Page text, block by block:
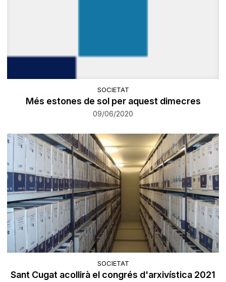
SOCIETAT
Més estones de sol per aquest dimecres
09/06/2020
SOCIETAT
Sant Cugat acollirà el congrés d'arxivística 2021